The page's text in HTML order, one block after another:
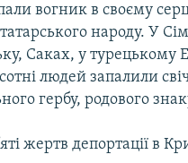
вогник в своєму
народу. У
Саках, у турецькому
людей запалили
гербу, родового
жертв депортації в